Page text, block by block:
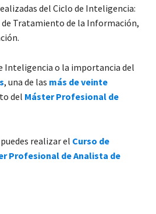
del Ciclo de Inteligencia:
de Tratamiento de la Información,
Inteligencia o la importancia del
, una de las más de veinte
del Máster Profesional de
realizar el Curso de
Profesional de Analista de